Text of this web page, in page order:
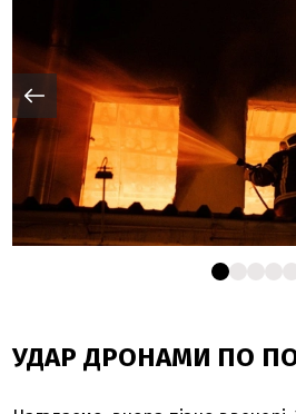
УДАР ДРОНАМИ ПО